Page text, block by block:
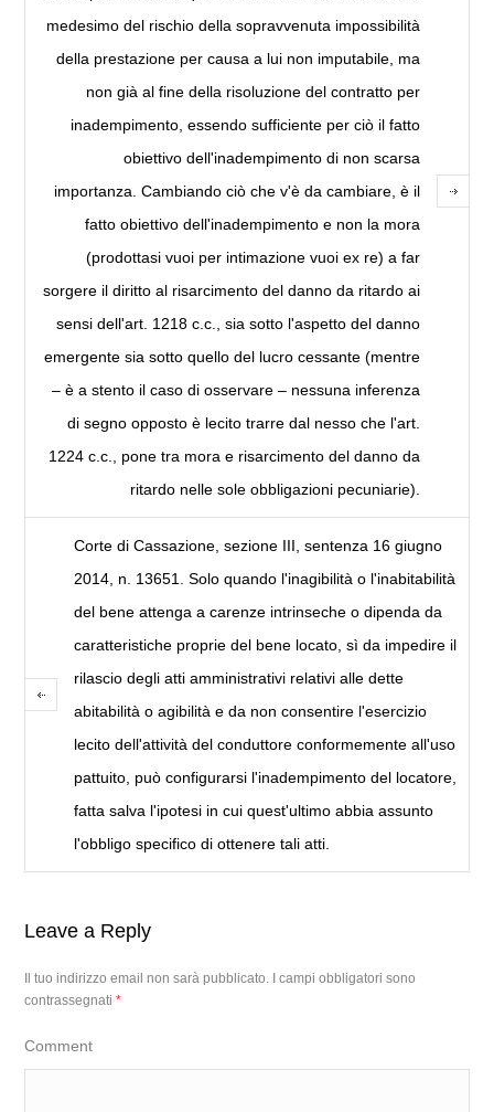
medesimo del rischio della sopravvenuta impossibilità
della prestazione per causa a lui non imputabile, ma
non già al fine della risoluzione del contratto per
inadempimento, essendo sufficiente per ciò il fatto
obiettivo dell'inadempimento di non scarsa
importanza. Cambiando ciò che v'è da cambiare, è il
fatto obiettivo dell'inadempimento e non la mora
(prodottasi vuoi per intimazione vuoi ex re) a far
sorgere il diritto al risarcimento del danno da ritardo ai
sensi dell'art. 1218 c.c., sia sotto l'aspetto del danno
emergente sia sotto quello del lucro cessante (mentre
– è a stento il caso di osservare – nessuna inferenza
di segno opposto è lecito trarre dal nesso che l'art.
1224 c.c., pone tra mora e risarcimento del danno da
ritardo nelle sole obbligazioni pecuniarie).
Corte di Cassazione, sezione III, sentenza 16 giugno
2014, n. 13651. Solo quando l'inagibilità o l'inabitabilità
del bene attenga a carenze intrinseche o dipenda da
caratteristiche proprie del bene locato, sì da impedire il
rilascio degli atti amministrativi relativi alle dette
abitabilità o agibilità e da non consentire l'esercizio
lecito dell'attività del conduttore conformemente all'uso
pattuito, può configurarsi l'inadempimento del locatore,
fatta salva l'ipotesi in cui quest'ultimo abbia assunto
l'obbligo specifico di ottenere tali atti.
Leave a Reply
Il tuo indirizzo email non sarà pubblicato.
I campi obbligatori sono
contrassegnati*
Comment